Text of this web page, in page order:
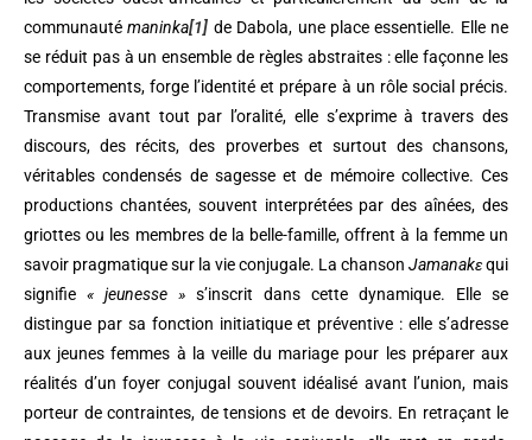
communautémaninka[1] de Dabola, une place essentielle. Elle ne
se réduit pas à un ensemble de règles abstraites : elle façonne les
comportements, forge l’identité et prépare à un rôle social précis.
Transmise avant tout par l’oralité, elle s’exprime à travers des
discours, des récits, des proverbes et surtout des chansons,
véritables condensés de sagesse et de mémoire collective. Ces
productions chantées, souvent interprétées par des aînées, des
griottes ou les membres de la belle-famille, offrent à la femme un
savoir pragmatique sur la vie conjugale. La chanson Jamanakɛqui
signifie « jeunesse » s’inscrit dans cette dynamique. Elle se
distingue par sa fonction initiatique et préventive : elle s’adresse
aux jeunes femmes à la veille du mariage pour les préparer aux
réalités d’un foyer conjugal souvent idéalisé avant l’union, mais
porteur de contraintes, de tensions et de devoirs. En retraçant le